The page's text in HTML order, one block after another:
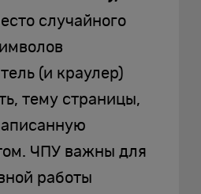
случайного
(и краулер)
тему страницы,
ЧПУ важны для
работы